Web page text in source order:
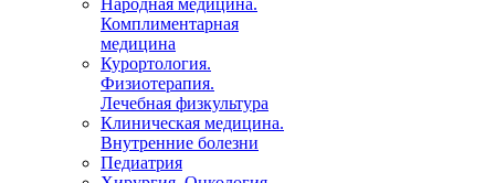
Народная медицина.
Комплиментарная
медицина
Курортология.
Физиотерапия.
Лечебная физкультура
Клиническая медицина.
Внутренние болезни
Педиатрия